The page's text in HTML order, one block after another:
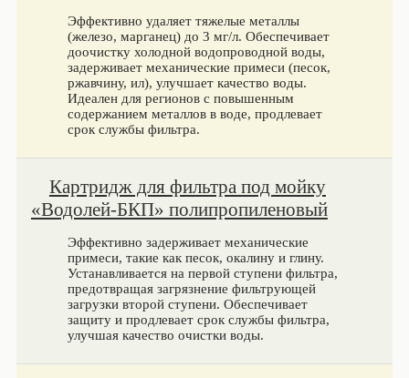
Эффективно удаляет тяжелые металлы
(железо, марганец) до 3 мг/л. Обеспечивает
доочистку холодной водопроводной воды,
задерживает механические примеси (песок,
ржавчину, ил), улучшает качество воды.
Идеален для регионов с повышенным
содержанием металлов в воде, продлевает
срок службы фильтра.
Картридж для фильтра под мойку
«Водолей-БКП» полипропиленовый
Эффективно задерживает механические
примеси, такие как песок, окалину и глину.
Устанавливается на первой ступени фильтра,
предотвращая загрязнение фильтрующей
загрузки второй ступени. Обеспечивает
защиту и продлевает срок службы фильтра,
улучшая качество очистки воды.